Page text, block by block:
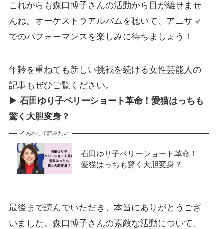
これからも森口博子さんの活動から目が離せませ
んね。オーケストラアルバムを聴いて、アニサマ
でのパフォーマンスを楽しみに待ちましょう！
年齢を重ねても新しい挑戦を続ける女性芸能人の
記事もぜひご覧ください。
▶︎ 石田ゆり子ベリーショート革命！愛猫はっちも
驚く大胆変身？
あわせて読みたい
石田ゆり子ベリーショート革命！
愛猫はっちも驚く大胆変身？
最後まで読んでいただき、本当にありがとうござ
いました。森口博子さんの素敵な活動について、